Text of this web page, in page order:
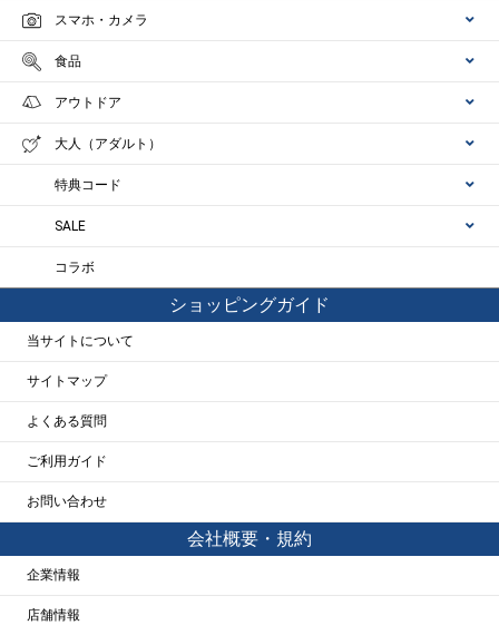
スマホ・カメラ
食品
アウトドア
大人（アダルト）
特典コード
SALE
コラボ
ショッピングガイド
当サイトについて
サイトマップ
よくある質問
ご利用ガイド
お問い合わせ
会社概要・規約
企業情報
店舗情報